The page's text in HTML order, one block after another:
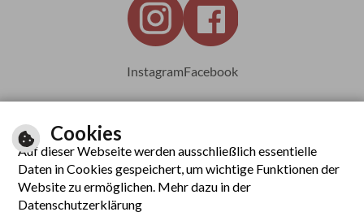
InstagramFacebook
Leichte Sprache
Cookies
Auf dieser Webseite werden ausschließlich essentielle
Daten in Cookies gespeichert, um wichtige Funktionen der
Website zu ermöglichen. Mehr dazu in der
Datenschutzerklärung